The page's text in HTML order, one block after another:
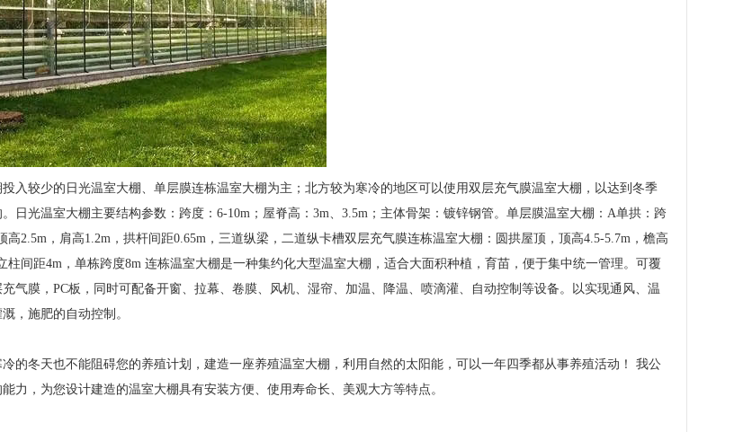
1
入较少的日光温室大棚、单层膜连栋温室大棚为主；北方较为寒冷的地区可以使用双层充气膜温室大棚，以达到冬季
日光温室大棚主要结构参数：跨度：6-10m；屋脊高：3m、3.5m；主体骨架：镀锌钢管。单层膜温室大棚：A单拱：跨
高2.5m，肩高1.2m，拱杆间距0.65m，三道纵梁，二道纵卡槽双层充气膜连栋温室大棚：圆拱屋顶，顶高4.5-5.7m，檐高
柱间距4m，单栋跨度8m 连栋温室大棚是一种集约化大型温室大棚，适合大面积种植，育苗，便于集中统一管理。可覆
气膜，PC板，同时可配备开窗、拉幕、卷膜、风机、湿帘、加温、降温、喷滴灌、自动控制等设备。以实现通风、温
，施肥的自动控制。
的冬天也不能阻碍您的养殖计划，建造一座养殖温室大棚，利用自然的太阳能，可以一年四季都从事养殖活动！ 我公
力，为您设计建造的温室大棚具有安装方便、使用寿命长、美观大方等特点。